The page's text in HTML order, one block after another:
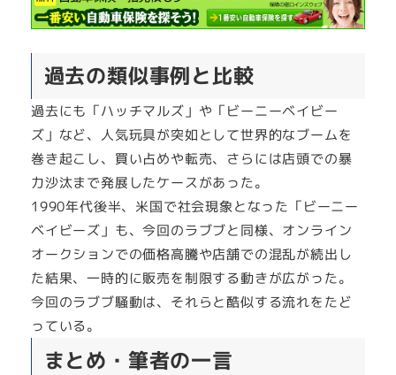
過去の類似事例と比較
過去にも「ハッチマルズ」や「ビーニーベイビー
ズ」など、人気玩具が突如として世界的なブームを
巻き起こし、買い占めや転売、さらには店頭での暴
力沙汰まで発展したケースがあった。
1990年代後半、米国で社会現象となった「ビーニー
ベイビーズ」も、今回のラブブと同様、オンライン
オークションでの価格高騰や店舗での混乱が続出し
た結果、一時的に販売を制限する動きが広がった。
今回のラブブ騒動は、それらと酷似する流れをたど
っている。
まとめ・筆者の一言